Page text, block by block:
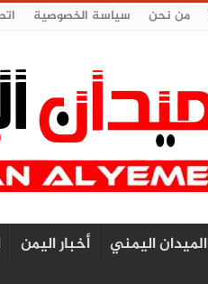
من نحن سياسة الخصوصية
الميدان اليمني أخبار اليمن